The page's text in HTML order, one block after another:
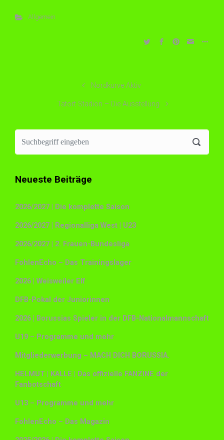
Allgemein
Nordkurve Aktiv
Tatort Stadion – Die Ausstellung
Neueste Beiträge
2026/2027 | Die komplette Saison
2026/2027 | Regionalliga West | U23
2026/2027 | 2. Frauen-Bundesliga
FohlenEcho – Das Trainingslager
2026 | Weisweiler Elf
DFB-Pokal der Juniorinnen
2026 | Borussias Spieler in der DFB-Nationalmannschaft
U19 – Programme und mehr
Mitgliederwerbung – MACH DICH BORUSSIA.
HELMUT | KALLE | Das offizielle FANZINE der
Fanbotschaft
U13 – Programme und mehr
FohlenEcho – Das Magazin